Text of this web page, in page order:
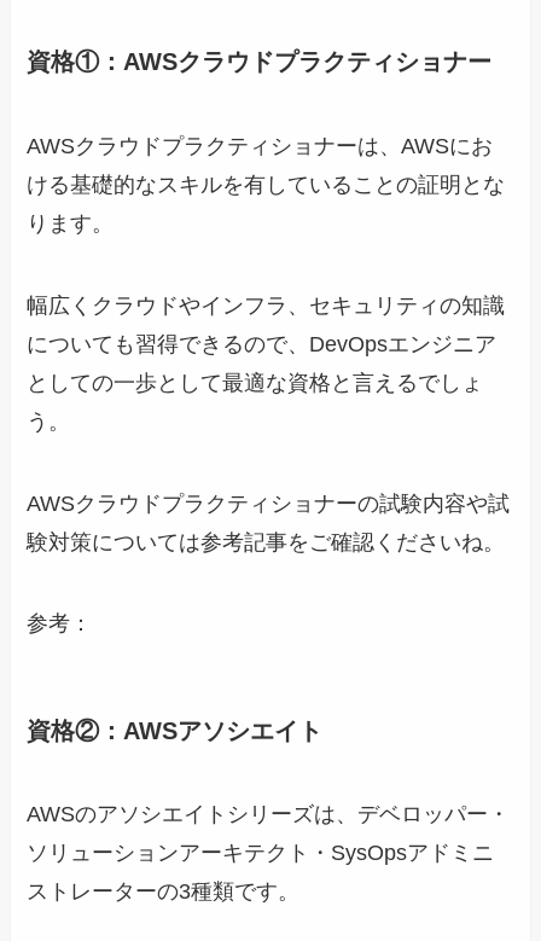
資格①：AWSクラウドプラクティショナー
AWSクラウドプラクティショナーは、AWSにお
ける基礎的なスキルを有していることの証明とな
ります。
幅広くクラウドやインフラ、セキュリティの知識
についても習得できるので、DevOpsエンジニア
としての一歩として最適な資格と言えるでしょ
う。
AWSクラウドプラクティショナーの試験内容や試
験対策については参考記事をご確認くださいね。
参考：
資格②：AWSアソシエイト
AWSのアソシエイトシリーズは、デベロッパー・
ソリューションアーキテクト・SysOpsアドミニ
ストレーターの3種類です。